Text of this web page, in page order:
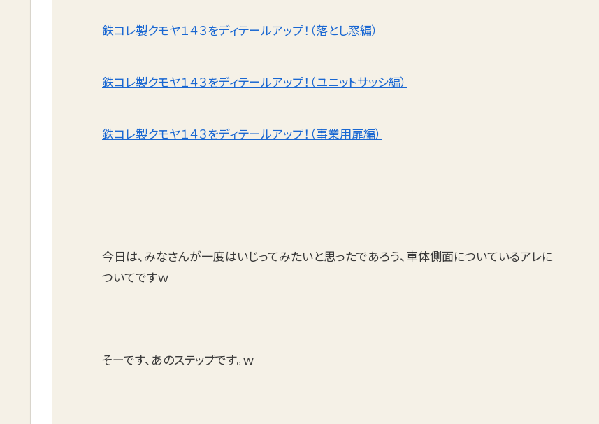
鉄コレ製クモヤ１４３をディテールアップ！（落とし窓編）
鉄コレ製クモヤ１４３をディテールアップ！（ユニットサッシ編）
鉄コレ製クモヤ１４３をディテールアップ！（事業用扉編）
今日は、みなさんが一度はいじってみたいと思ったであろう、車体側面についているアレに
ついてですｗ
そーです、あのステップです。ｗ